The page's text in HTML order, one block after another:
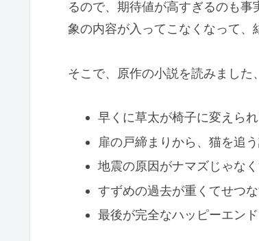
るので、期待値が高すぎるのも
象の内容が入ってこなくなって、
そこで、原作の小説を読みました
早くに草太が椅子に変えら
扉の戸締まりから、猫を追
地震の原因がナマズじゃな
すずめの過去が重くてせつ
最後が完全なハッピーエン